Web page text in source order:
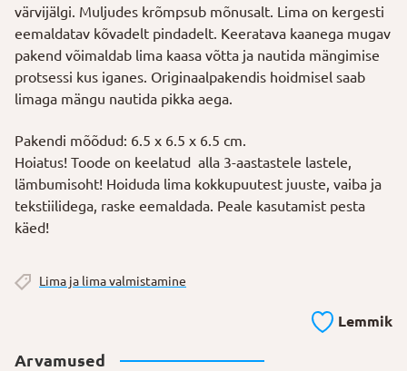
värvijälgi. Muljudes krõmpsub mõnusalt. Lima on kergesti
eemaldatav kõvadelt pindadelt. Keeratava kaanega mugav
pakend võimaldab lima kaasa võtta ja nautida mängimise
protsessi kus iganes. Originaalpakendis hoidmisel saab
limaga mängu nautida pikka aega.
Pakendi mõõdud: 6.5 x 6.5 x 6.5 cm.
Hoiatus! Toode on keelatud alla 3-aastastele lastele,
lämbumisoht! Hoiduda lima kokkupuutest juuste, vaiba ja
tekstiilidega, raske eemaldada. Peale kasutamist pesta
käed!
Lemmik
Lima ja lima valmistamine
Arvamused